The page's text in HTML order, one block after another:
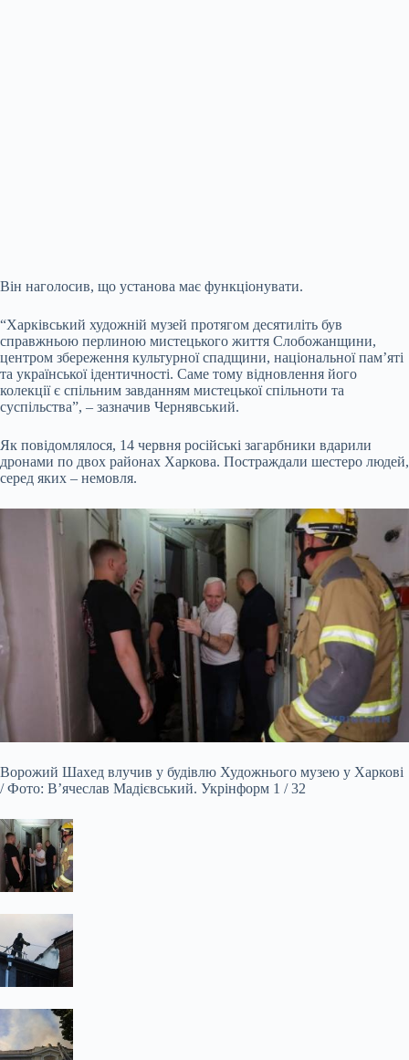
Він наголосив, що установа має функціонувати.
“Харківський художній музей протягом десятиліть був
справжньою перлиною мистецького життя Слобожанщини,
центром збереження культурної спадщини, національної пам’яті
та української ідентичності. Саме тому відновлення його
колекції є спільним завданням мистецької спільноти та
суспільства”, – зазначив Чернявський.
Як повідомлялося, 14 червня російські загарбники вдарили
дронами по двох районах Харкова. Постраждали шестеро людей,
серед яких – немовля.
Ворожий Шахед влучив у будівлю Художнього музею у Харкові
/ Фото: В’ячеслав Мадієвський. Укрінформ 1 / 32